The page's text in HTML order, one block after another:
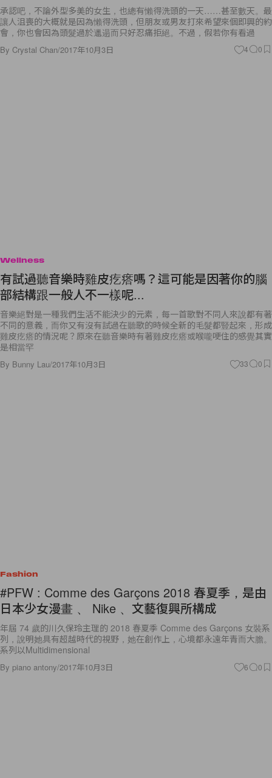
承認吧，不論外型多美的女生，也總有懶得洗頭的一天……甚至數天。最
讓人沮喪的大概就是因為懶得洗頭，但朋友或男友打來希望來個即興的約
會，你也會因為頭髮過於邋遢而只好忍痛拒絕。不過，假若你有看過
By Crystal Chan/2017年10月3日 4 0
Wellness
有試過聽音樂時雞皮疙瘩嗎？這可能是因著你的腦
部結構跟一般人不一樣呢...
音樂絕對是一種我們生活不能決少的元素，每一首歌對不同人來說都有著
不同的意義，而你又有沒有試過在聽歌的時候全新的毛髮都豎起來，形成
雞皮疙瘩的情況呢？原來在聽音樂時有著雞皮疙瘩或喉嚨哽住的感覺其實
是相當罕
By Bunny Lau/2017年10月3日 33 0
Fashion
#PFW : Comme des Garçons 2018 春夏季，是由
日本少女漫畫 、 Nike 、文藝復興所構成
年屆 74 歲的川久保玲主理的 2018 春夏季 Comme des Garçons 女裝系
列，說明她具有超越時代的視野，她在創作上，心境都永遠年青而大膽。
系列以Multidimensional
By piano antony/2017年10月3日 6 0